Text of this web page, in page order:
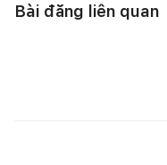
Bài đăng liên quan